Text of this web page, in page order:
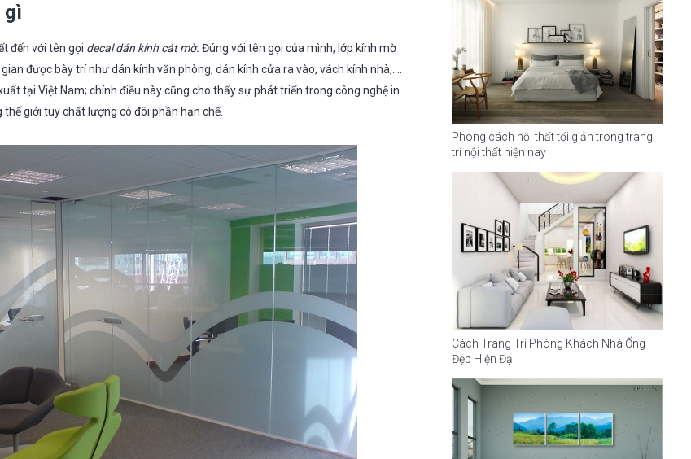
gì
đến với tên gọi decal dán kính cát mờ. Đúng với tên gọi của mình, lớp kính mờ
được bày trí như dán kính văn phòng, dán kính cửa ra vào, vách kính nhà,….
tại Việt Nam; chính điều này cũng cho thấy sự phát triển trong công nghệ in
giới tuy chất lượng có đôi phần hạn chế.
Phong cách nội thất tối giản trong trang
trí nội thất hiện nay
Cách Trang Trí Phòng Khách Nhà Ống
Đẹp Hiện Đại